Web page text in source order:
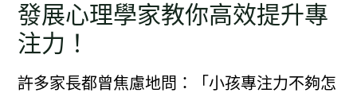
發展心理學家教你高效提升專
注力！
許多家長都曾焦慮地問：「小孩專注力不夠怎